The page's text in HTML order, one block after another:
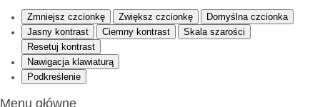
Zmniejsz czcionkę Zwiększ czcionkę
Domyślna czcionka
Jasny kontrast
Ciemny kontrast
Skala szarości
Resetuj kontrast
Nawigacja klawiaturą
Podkreślenie
Menu główne